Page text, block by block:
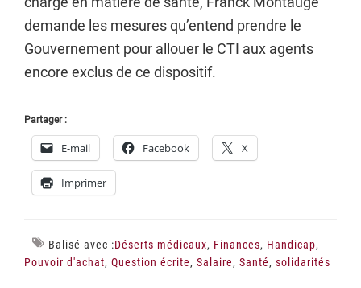
demande les mesures qu’entend prendre le
Gouvernement pour allouer le CTI aux agents
encore exclus de ce dispositif.
Partager :
E-mail Facebook X
Imprimer
Balisé avec :Déserts médicaux, Finances, Handicap,
Pouvoir d'achat, Question écrite, Salaire, Santé, solidarités